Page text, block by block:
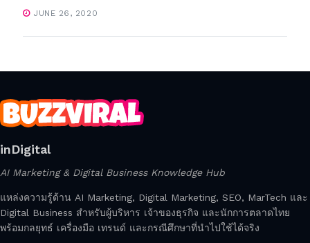
JUNE 26, 2020
inDigital
AI Marketing & Digital Business Knowledge Hub
แหล่งความรู้ด้าน AI Marketing, Digital Marketing, SEO, MarTech และ
Digital Business สำหรับผู้บริหาร เจ้าของธุรกิจ และนักการตลาดไทย
พร้อมกลยุทธ์ เครื่องมือ เทรนด์ และกรณีศึกษาที่นำไปใช้ได้จริง